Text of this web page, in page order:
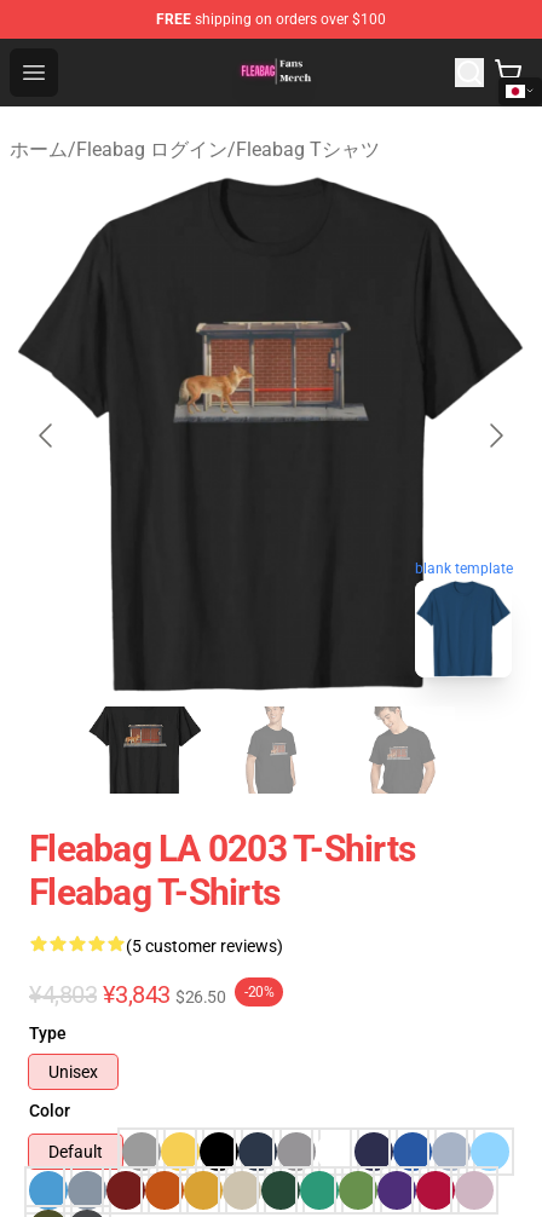
FREE shipping on orders over $100
Open menu
Fleabag Store - Official Fleabag Merchandise Shop
ホーム/Fleabag ログイン/Fleabag Tシャツ
blank template
Fleabag LA 0203 T-Shirts
Fleabag T-Shirts
(5 customer reviews)
¥4,803 ¥3,843 $26.50 -20%
Type
Unisex
Color
Default